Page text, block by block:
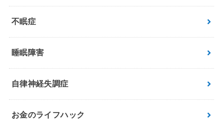
不眠症
睡眠障害
自律神経失調症
お金のライフハック